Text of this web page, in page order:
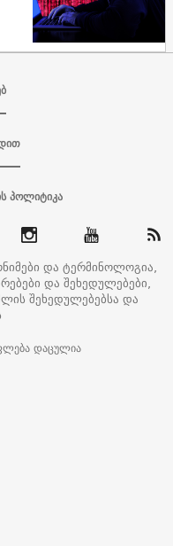
პოლიტიკა
და ტერმინოლოგია,
და შეხედულებები,
შეხედულებებსა და
დაცულია